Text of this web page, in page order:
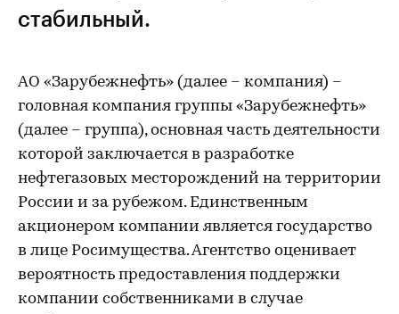
стабильный.
АО «Зарубежнефть» (далее – компания) –
головная компания группы «Зарубежнефть»
(далее – группа), основная часть деятельности
которой заключается в разработке
нефтегазовых месторождений на территории
России и за рубежом. Единственным
акционером компании является государство
в лице Росимущества. Агентство оценивает
вероятность предоставления поддержки
компании собственниками в случае